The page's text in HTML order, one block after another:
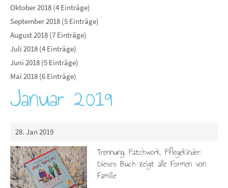
Oktober 2018 (4 Einträge)
September 2018 (5 Einträge)
August 2018 (7 Einträge)
Juli 2018 (4 Einträge)
Juni 2018 (5 Einträge)
Mai 2018 (6 Einträge)
Januar 2019
28. Jan 2019
Trennung, Patchwork, Pflegekinder:
Dieses Buch zeigt alle Formen von
Familie